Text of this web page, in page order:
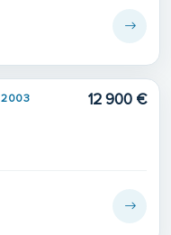
2003 12 900 €